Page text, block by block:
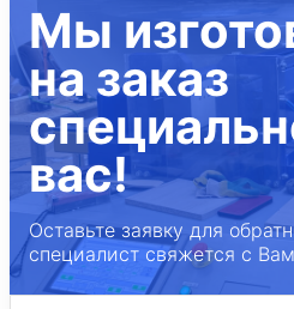
Мы
на заказ
вас!
Оставьте заявку для
специалист свяжется с